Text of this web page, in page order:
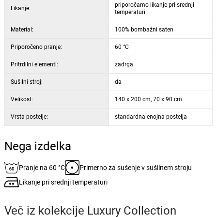
Likanje:
priporočamo likanje pri srednji
temperaturi
Material: 100% bombažni saten
Priporočeno pranje: 60 °C
Pritrdilni elementi: zadrga
Sušilni stroj: da
Velikost: 140 x 200 cm, 70 x 90 cm
Vrsta postelje: standardna enojna postelja
Nega izdelka
Pranje na 60 °C
Primerno za sušenje v sušilnem stroju
Likanje pri srednji temperaturi
Več iz kolekcije Luxury Collection